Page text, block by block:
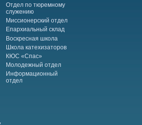
Отдел по тюремному
служению
Миссионерский отдел
Епархиальный склад
Воскресная школа
Школа катехизаторов
КЮС «Спас»
Молодежный отдел
Информационный
отдел